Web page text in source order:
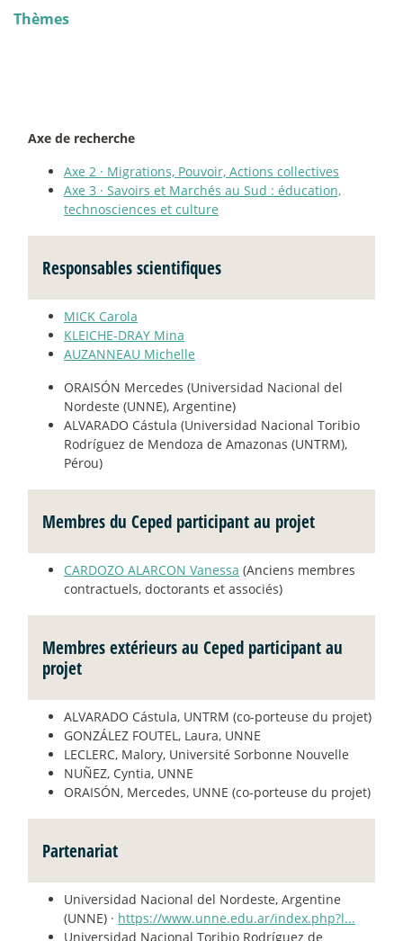
Thèmes
Axe de recherche
Axe 2 · Migrations, Pouvoir, Actions collectives
Axe 3 · Savoirs et Marchés au Sud : éducation,
technosciences et culture
Responsables scientifiques
MICK Carola
KLEICHE-DRAY Mina
AUZANNEAU Michelle
ORAISÓN Mercedes (Universidad Nacional del
Nordeste (UNNE), Argentine)
ALVARADO Cástula (Universidad Nacional Toribio
Rodríguez de Mendoza de Amazonas (UNTRM),
Pérou)
Membres du Ceped participant au projet
CARDOZO ALARCON Vanessa (Anciens membres
contractuels, doctorants et associés)
Membres extérieurs au Ceped participant au
projet
ALVARADO Cástula, UNTRM (co-porteuse du projet)
GONZÁLEZ FOUTEL, Laura, UNNE
LECLERC, Malory, Université Sorbonne Nouvelle
NUÑEZ, Cyntia, UNNE
ORAISÓN, Mercedes, UNNE (co-porteuse du projet)
Partenariat
Universidad Nacional del Nordeste, Argentine
(UNNE) · https://www.unne.edu.ar/index.php?l...
Universidad Nacional Toribio Rodríguez de